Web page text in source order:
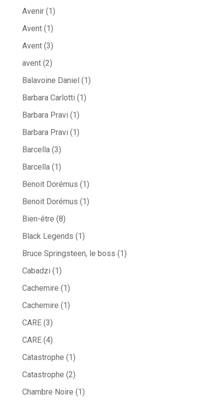
Avenir(1)
Avent(1)
Avent(3)
avent(2)
Balavoine Daniel (1)
Barbara Carlotti (1)
Barbara Pravi (1)
Barbara Pravi (1)
Barcella(3)
Barcella(1)
Benoit Dorémus (1)
Benoit Dorémus (1)
Bien-être (8)
Black Legends (1)
Bruce Springsteen, le boss (1)
Cabadzi (1)
Cachemire (1)
Cachemire (1)
CARE(3)
CARE(4)
Catastrophe (1)
Catastrophe (2)
Chambre Noire (1)